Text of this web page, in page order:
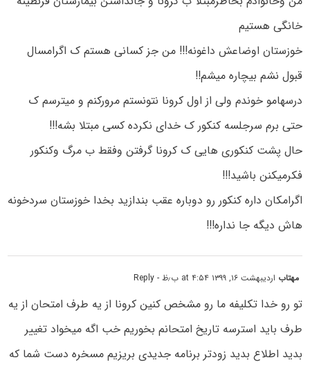
خانگی هستیم
خوزستان اوضاعش داغونه!!! من جز کسانی هستم ک اگرامسال
قبول نشم بیچاره میشم!!
درسهامو خوندم ولی از اول کرونا نتونستم مرورکنم و میترسم ک
حتی برم سرجلسه کنکور ک خدای نکرده کسی مبتلا بشه!!!
حال پشت کنکوری هایی ک کرونا گرفتن وفقط ب مرگ وکنکور
فکرمیکنن باشید!!!
اگرامکان داره کنکور رو دوباره عقب بندازید بخدا خوزستان سردخونه
هاش دیگه جا نداره!!!
مهتاب اردیبهشت ۱۶, ۱۳۹۹ at ۴:۵۴ ب٫ظ - Reply
تو رو خدا تکلیفه ما رو مشخص کنین کرونا از یه طرف امتحان از یه
طرف باید استرسه تاریخ امتحانم بخوریم خب اگه میخواد تغییر
بدید اطلاع بدید زودتر برنامه جدیدی بریزیم مسخره دست شما که